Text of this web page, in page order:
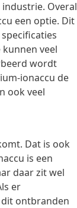
Overal
een optie. Dit
veel
wordt
ionaccu de
ook veel
Dat is ook
is een
daar zit wel
er
ontbranden